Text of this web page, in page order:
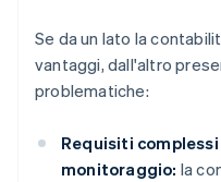
Se da un lato la
vantaggi, dall'altro
problematiche:
Requisiti
monitoraggio: la